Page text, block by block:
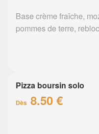
Base crème fraîche,
pommes de terre,
Pizza boursin solo
Dès 8.50 €